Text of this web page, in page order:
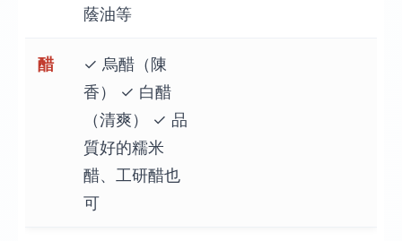
蔭油等
醋
✓ 烏醋（陳
香） ✓ 白醋
（清爽） ✓ 品
質好的糯米
醋、工研醋也
可